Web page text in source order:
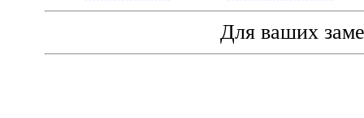
Для ваших